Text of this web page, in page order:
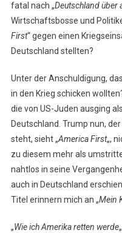
fatal nach „Deutschland über
Wirtschaftsbosse und
First“ gegen einen
Deutschland stellten?
Unter der Anschuldigung,
in den Krieg schicken
die von US-Juden ausging
Deutschland. Trump nun,
steht, sieht „America First„,
zu diesem mehr als
nahtlos in seine
auch in Deutschland
Titel erinnern mich an „Mein
„Wie ich Amerika retten werde